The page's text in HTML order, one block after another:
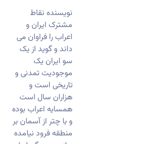
نویسنده نقاط
مشترک ایران و
اعراب را فراوان می
داند و گوید از یک
سو ایران یک
موجودیت تمدنی و
تاریخی است و
هزاران سال است
همسایه اعراب بوده
و با چتر از آسمان بر
منطقه فرود نیامده